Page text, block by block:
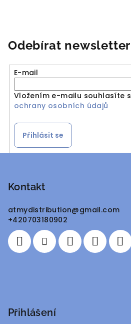
Odebírat newsletter
E-mail
Vložením e-mailu souhlasíte s
ochrany osobních údajů
Přihlásit se
Kontakt
atmydistribution@gmail.com
+420703180902
Přihlášení